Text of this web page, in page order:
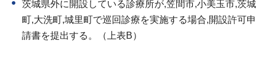
茨城県外に開設している診療所が,笠間市,小美玉市,茨城
町,大洗町,城里町で巡回診療を実施する場合,開設許可申
請書を提出する。（上表B）